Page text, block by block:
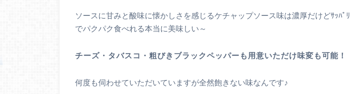
ソースに甘みと酸味に懐かしさを感じるケチャップソース味は濃厚だけどｻｯﾊﾟﾘ
でパクパク食べれる本当に美味しい～
チーズ・タバスコ・粗びきブラックペッパーも用意いただけ味変も可能！
何度も伺わせていただいていますが全然飽きない味なんです♪